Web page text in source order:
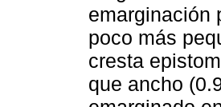
emarginación
poco más
cresta
que ancho